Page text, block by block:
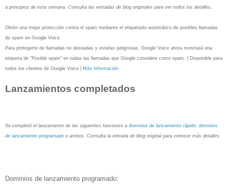
a principios de esta semana. Consulta las entradas de blog originales para ver todos los detalles.
Obtén una mejor protección contra el spam mediante el etiquetado automático de posibles llamadas
de spam en Google Voice
Para protegerte de llamadas no deseadas y estafas peligrosas, Google Voice ahora mostrará una
etiqueta de “Posible spam” en todas las llamadas que Google considere como spam. | Disponible para
todos los clientes de Google Voice | Más información
Lanzamientos completados
Se completó el lanzamiento de las siguientes funciones a dominios de lanzamiento rápido dominios
de lanzamiento programado o ambos. Consulta la entrada de blog original para conocer más detalles.
Dominios de lanzamiento programado: